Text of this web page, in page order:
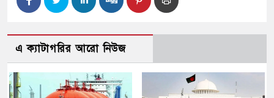
এ ক্যাটাগরির আরো নিউজ